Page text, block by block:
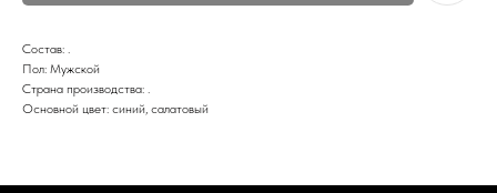
Состав: .
Пол: Мужской
Страна производства: .
Основной цвет: синий, салатовый